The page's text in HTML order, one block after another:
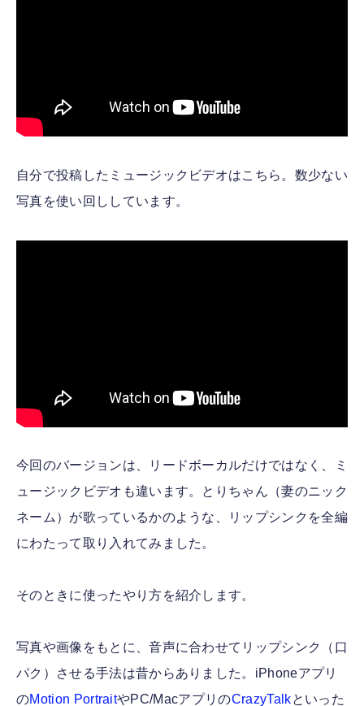
自分で投稿したミュージックビデオはこちら。数少ない
写真を使い回ししています。
今回のバージョンは、リードボーカルだけではなく、ミ
ュージックビデオも違います。とりちゃん（妻のニック
ネーム）が歌っているかのような、リップシンクを全編
にわたって取り入れてみました。
そのときに使ったやり方を紹介します。
写真や画像をもとに、音声に合わせてリップシンク（口
パク）させる手法は昔からありました。iPhoneアプリ
のMotion PortraitやPC/MacアプリのCrazyTalkといった